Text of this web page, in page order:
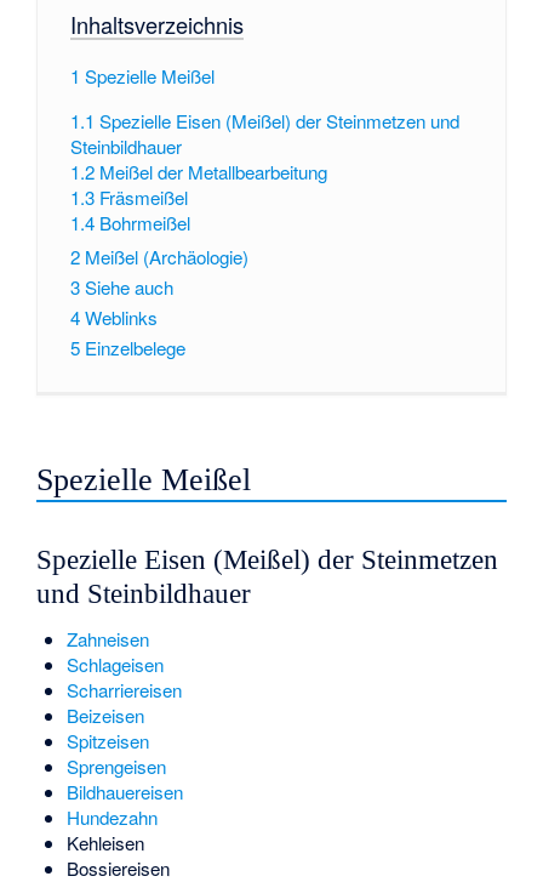
Inhaltsverzeichnis
1 Spezielle Meißel
1.1 Spezielle Eisen (Meißel) der Steinmetzen und
Steinbildhauer
1.2 Meißel der Metallbearbeitung
1.3 Fräsmeißel
1.4 Bohrmeißel
2 Meißel (Archäologie)
3Siehe auch
4Weblinks
5 Einzelbelege
Spezielle Meißel
Spezielle Eisen (Meißel) der Steinmetzen
und Steinbildhauer
Zahneisen
Schlageisen
Scharriereisen
Beizeisen
Spitzeisen
Sprengeisen
Bildhauereisen
Hundezahn
Kehleisen
Bossiereisen